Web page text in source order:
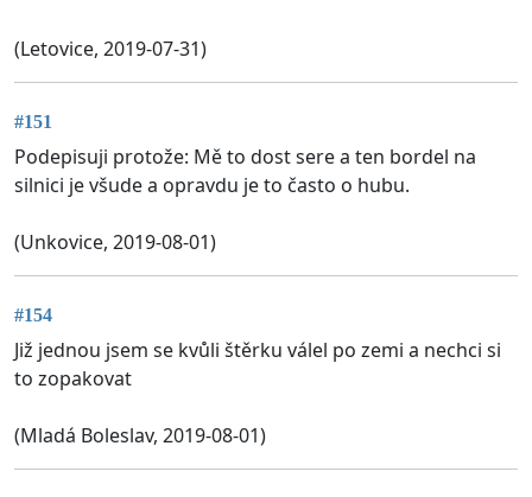
(Letovice, 2019-07-31)
#151
Podepisuji protože: Mě to dost sere a ten bordel na
silnici je všude a opravdu je to často o hubu.
(Unkovice, 2019-08-01)
#154
Již jednou jsem se kvůli štěrku válel po zemi a nechci si
to zopakovat
(Mladá Boleslav, 2019-08-01)